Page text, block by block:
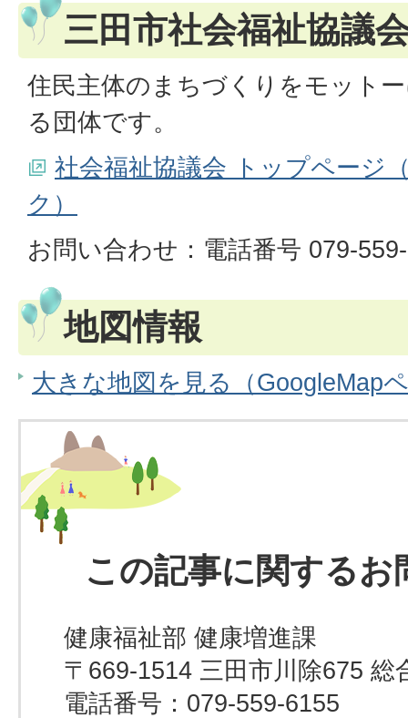
三田市社会福祉協議
住民主体のまちづくりをモット
る団体です。
社会福祉協議会 トップページ
ク）
お問い合わせ：電話番号 079-
地図情報
大きな地図を見る（GoogleMap
この記事に関するお
健康福祉部 健康増進課
〒669-1514 三田市川除675 総
電話番号：079-559-6155